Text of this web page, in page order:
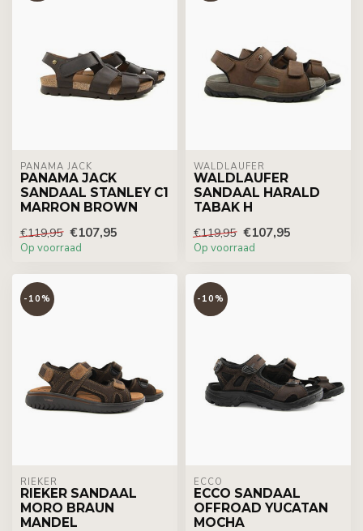
PANAMA JACK
PANAMA JACK
SANDAAL STANLEY C1
MARRON BROWN
€119,95 €107,95
Op voorraad
WALDLÄUFER
WALDLAUFER
SANDAAL HARALD
TABAK H
€119,95 €107,95
Op voorraad
-10%
RIEKER
RIEKER SANDAAL
MORO BRAUN
MANDEL
-10%
ECCO
ECCO SANDAAL
OFFROAD YUCATAN
MOCHA